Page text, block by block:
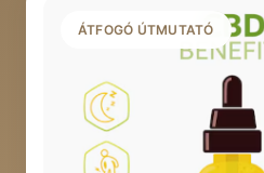
ÁTFOGÓ ÚTMUTATÓ